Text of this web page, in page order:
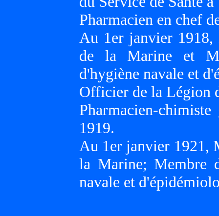
Pharmacien en chef
Au 1er janvier 1918,
de la Marine et
d'hygiène navale et
Officier de la Légion
Pharmacien-
1919.
Au 1er janvier 1921,
la Marine; Membre
navale et